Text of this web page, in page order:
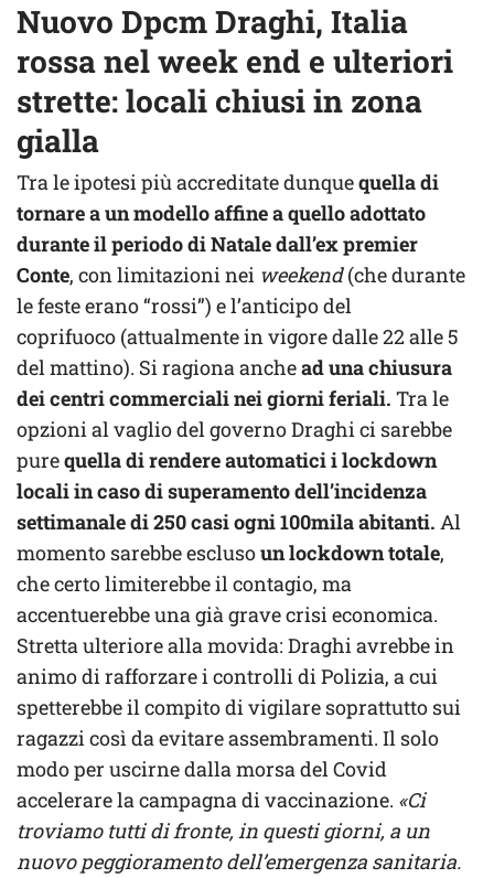
Nuovo Dpcm Draghi, Italia
rossa nel week end e ulteriori
strette: locali chiusi in zona
gialla
Tra le ipotesi più accreditate dunquequella di
tornare a un modello affine a quello adottato
durante il periodo di Natale dall’ex premier
Conte, con limitazioni nei weekend(che durante
le feste erano “rossi”) e l’anticipo del
coprifuoco (attualmente in vigore dalle 22 alle 5
del mattino). Si ragiona anchead una chiusura
dei centri commerciali nei giorni feriali. Tra le
opzioni al vaglio del governo Draghi ci sarebbe
purequella di rendere automatici i lockdown
locali in caso di superamento dell’incidenza
settimanale di 250 casi ogni 100mila abitanti. Al
momento sarebbe esclusoun lockdown totale,
che certo limiterebbe il contagio, ma
accentuerebbe una già grave crisi economica.
Stretta ulteriore alla movida: Draghi avrebbe in
animo di rafforzare i controlli di Polizia, a cui
spetterebbe il compito di vigilare soprattutto sui
ragazzi così da evitare assembramenti. Il solo
modo per uscirne dalla morsa del Covid
accelerare la campagna di vaccinazione. «Ci
troviamo tutti di fronte, in questi giorni, a un
nuovo peggioramento dell’emergenza sanitaria.